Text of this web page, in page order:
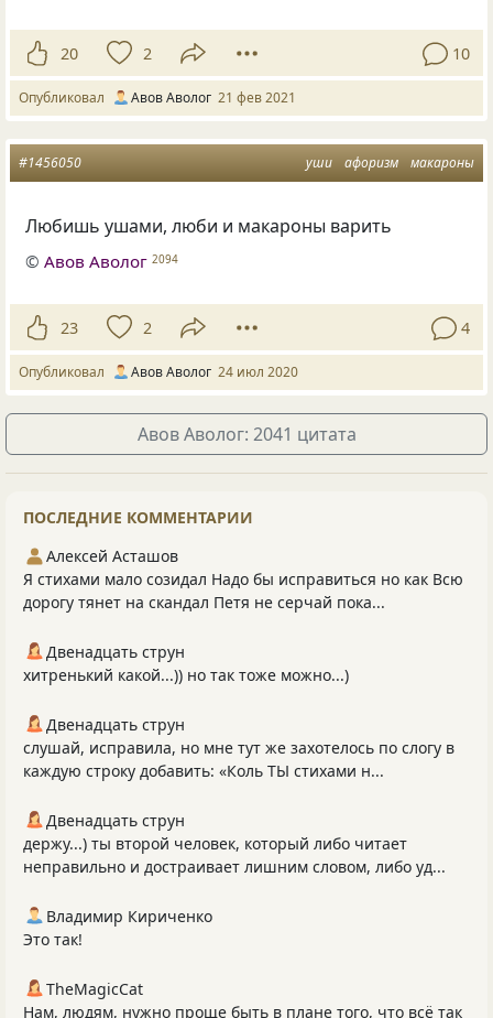
20 2 10
Опубликовал Авов Аволог 21 фев 2021
уши афоризм макароны
#1456050
Любишь ушами, люби и макароны варить
©Авов Аволог 2094
23 2 4
Опубликовал Авов Аволог 24 июл 2020
Авов Аволог: 2041 цитата
ПОСЛЕДНИЕ КОММЕНТАРИИ
Алексей Асташов
Я стихами мало созидал Надо бы исправиться но как Всю
дорогу тянет на скандал Петя не серчай пока...
Двенадцать струн
хитренький какой...)) но так тоже можно...)
Двенадцать струн
слушай, исправила, но мне тут же захотелось по слогу в
каждую строку добавить: «Коль ТЫ стихами н...
Двенадцать струн
держу...) ты второй человек, который либо читает
неправильно и достраивает лишним словом, либо уд...
Владимир Кириченко
Это так!
TheMagicCat
Нам, людям, нужно проще быть в плане того, что всё так